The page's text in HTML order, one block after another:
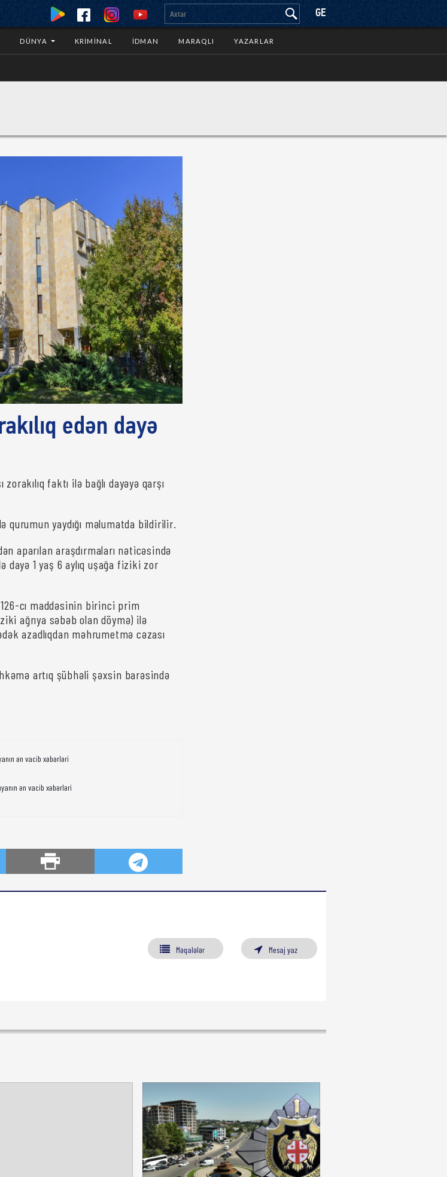
GE
DÜNYA KRIMINAL İDMAN MARAQLI YAZARLAR
edən dayə
faktı ilə bağlı dayəyə qarşı
yaydığı məlumatda bildirilir.
aparılan araşdırmaları nəticəsində
dayə 1 yaş 6 aylıq uşağa fiziki zor
cı maddəsinin birinci prim
ağrıya səbəb olan döymə) ilə
azadlıqdan məhrumetmə cəzası
artıq şübhəli şəxsin barəsində
ən vacib xəbərləri
ən vacib xəbərləri
Məqalələr Mesaj yaz